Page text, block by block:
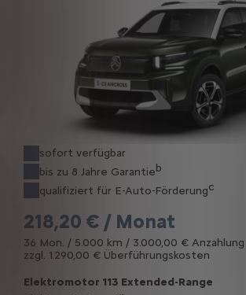
sofort verfügbar
bis zu 8 Jahre Garantieb
qualifiziert für E-Auto-Förderungc
218,20 € / Monat
36 Mon. / 5.000 km / 3.000,00 € Anzahlung
zzgl. 1.290,00 € Überführungskosten
Elektromotor 113 Extended-Range